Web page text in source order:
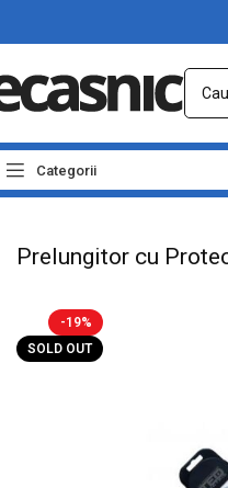
Categorii
Prima pagină Conectica Prize,
Prelungitor cu
-19%
SOLD OUT